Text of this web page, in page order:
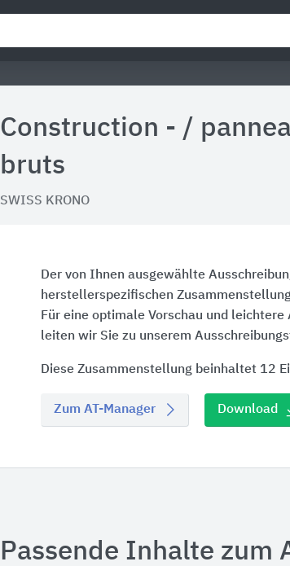
Construction - /
bruts
SWISS KRONO
Der von Ihnen ausgewählte
herstellerspezifischen
Für eine optimale Vorschau und
leiten wir Sie zu unserem
Diese Zusammenstellung beinhaltet 12
Zum AT-Manager Download
Passende Inhalte zum